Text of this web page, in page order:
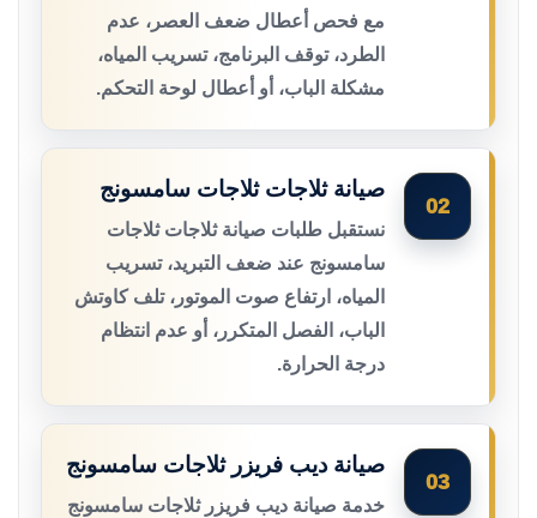
مع فحص أعطال ضعف العصر، عدم
الطرد، توقف البرنامج، تسريب المياه،
مشكلة الباب، أو أعطال لوحة التحكم.
02
صيانة ثلاجات ثلاجات سامسونج
نستقبل طلبات صيانة ثلاجات ثلاجات
سامسونج عند ضعف التبريد، تسريب
المياه، ارتفاع صوت الموتور، تلف كاوتش
الباب، الفصل المتكرر، أو عدم انتظام
درجة الحرارة.
03
صيانة ديب فريزر ثلاجات سامسونج
خدمة صيانة ديب فريزر ثلاجات سامسونج